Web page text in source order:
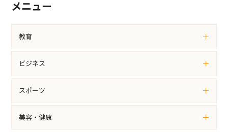
メニュー
教育
ビジネス
スポーツ
美容・健康